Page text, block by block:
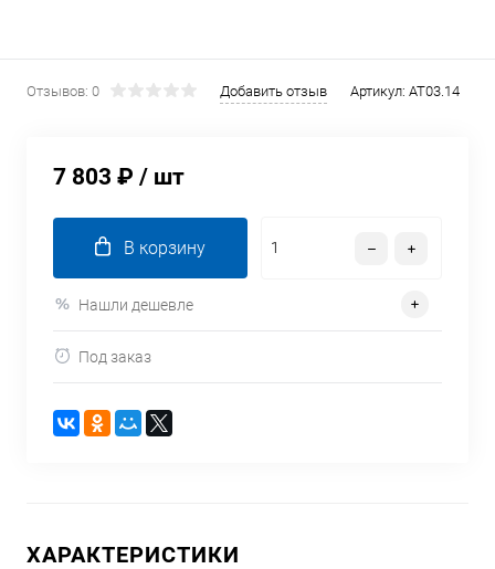
Отзывов: 0 Добавить отзыв Артикул: AT03.14
7 803 ₽ / шт
В корзину
Нашли дешевле
Под заказ
ХАРАКТЕРИСТИКИ